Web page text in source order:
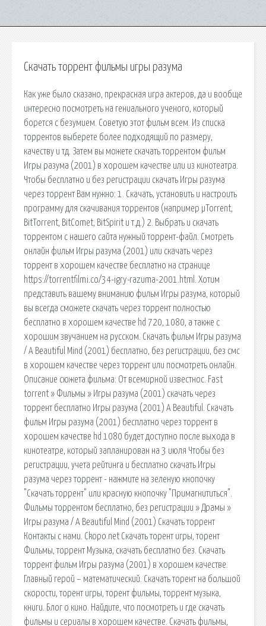
Скачать торрент фильмы игры разума
Как уже было сказано, прекрасная игра актеров, да и вообще
интересно посмотреть на гениального ученого, который
борется с безумием. Советую этот фильм всем. Из списка
торрентов выберете более подходящий по размеру,
качеству и тд. Затем вы можете скачать торрентом фильм
Игры разума (2001) в хорошем качестве или из кинотеатра.
Чтобы бесплатно и без регистрации скачать Игры разума
через торрент Вам нужно: 1. Скачать, установить и настроить
программу для скачивания торрентов (например µTorrent,
BitTorrent, BitComet, BitSpirit и т.д.) 2. Выбрать и скачать
торрентом с нашего сайта нужный торрент-файл. Смотреть
онлайн фильм Игры разума (2001) или скачать через
торрент в хорошем качестве бесплатно на странице
https://torrentfilmi.co/34-igry-razuma-2001.html. Хотим
представить вашему вниманию фильм Игры разума, который
вы всегда сможете скачать через торрент полностью
бесплатно в хорошем качестве hd 720, 1080, а также с
хорошим звучанием на русском. Скачать фильм Игры разума
/ A Beautiful Mind (2001) бесплатно, без регистрации, без смс
в хорошем качестве через торрент или посмотреть онлайн.
Описание сюжета фильма: От всемирной известнос. Fast
torrent » Фильмы » Игры разума (2001) скачать через
торрент бесплатно Игры разума (2001) A Beautiful. Скачать
фильм Игры разума (2001) бесплатно через торрент в
хорошем качестве hd 1080 будет доступно после выхода в
кинотеатре, который запланирован на 3 июля Чтобы без
регистрации, учета рейтинга и бесплатно скачать Игры
разума через торрент - нажмите на зеленую кнопочку
"Скачать торрент" или красную кнопочку "Примагнититься".
Фильмы торрентом бесплатно, без регистрации » Драмы »
Игры разума / A Beautiful Mind (2001) Скачать торрент
Контакты с нами. Ckopo.net Скачать торент игры, торент
Фильмы, торрент Музыка, скачать бесплатно без. Скачать
торрент фильм Игры разума (2001) в хорошем качестве.
Главный герой – математический. Скачать торент на большой
скорости, торент игры, торент фильмы, торрент музыка,
книги. Блог о кино. Найдите, что посмотреть и где скачать
фильмы и сериалы в хорошем качестве. Скачать фильмы,